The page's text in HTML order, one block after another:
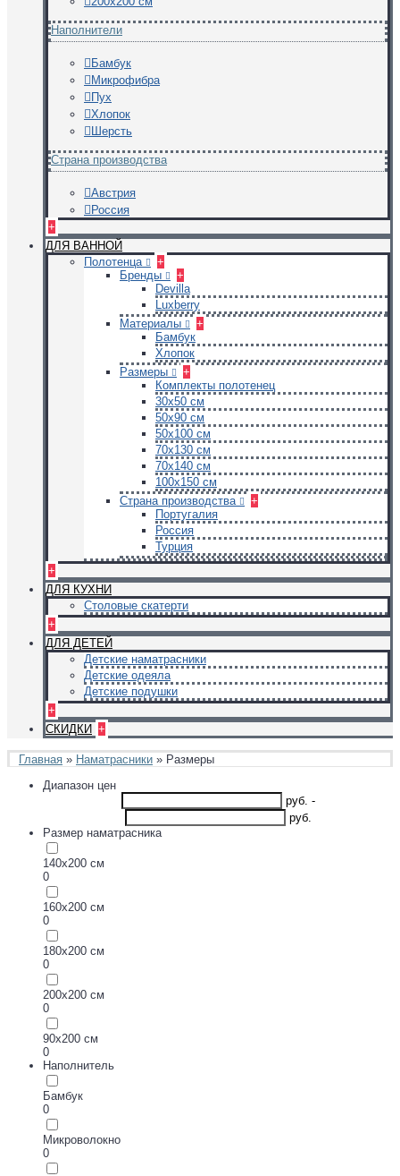
Наполнители
Бамбук
Микрофибра
Пух
Хлопок
Шерсть
Страна производства
Австрия
Россия
+
ДЛЯ ВАННОЙ
Полотенца
+
Бренды
+
Devilla
Luxberry
Материалы
+
Бамбук
Хлопок
Размеры
+
Комплекты полотенец
30х50 см
50х90 см
50х100 см
70х130 см
70х140 см
100х150 см
Страна производства
+
Португалия
Россия
Турция
+
ДЛЯ КУХНИ
Столовые скатерти
+
ДЛЯ ДЕТЕЙ
Детские наматрасники
Детские одеяла
Детские подушки
+
СКИДКИ +
Главная » Наматрасники » Размеры
Диапазон цен
руб. -
руб.
Размер наматрасника
140х200 см
0
160х200 см
0
180х200 см
0
200х200 см
0
90х200 см
0
Наполнитель
Бамбук
0
Микроволокно
0